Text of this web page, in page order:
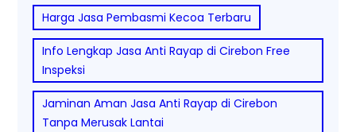
Harga Jasa Pembasmi Kecoa Terbaru
Info Lengkap Jasa Anti Rayap di Cirebon Free
Inspeksi
Jaminan Aman Jasa Anti Rayap di Cirebon
Tanpa Merusak Lantai